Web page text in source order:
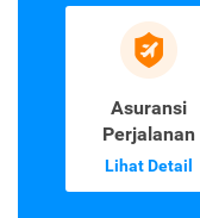
Asuransi
Perjalanan
Lihat Detail